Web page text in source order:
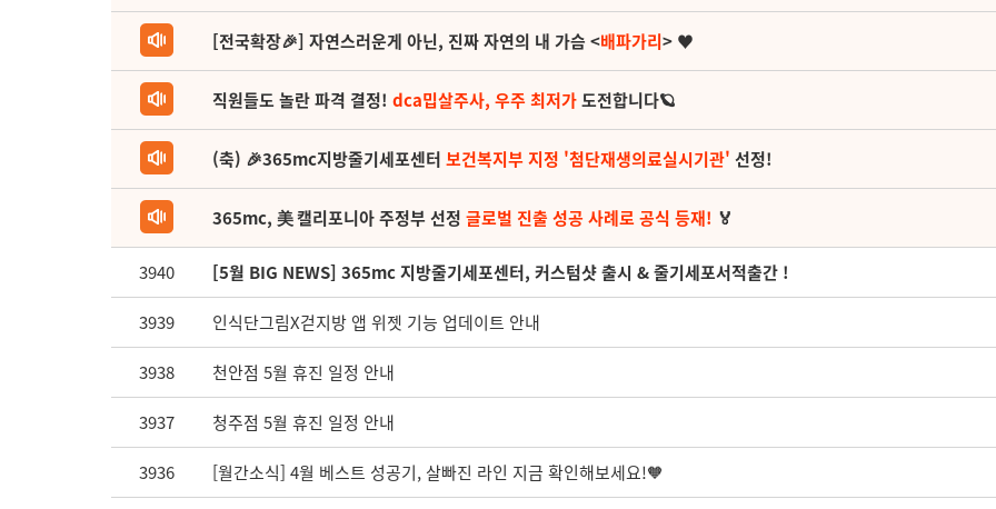
[전국확장🎉] 자연스러운게 아닌, 진짜 자연의 내 가슴 <배파가리> ♥
직원들도 놀란 파격 결정! dca밉살주사, 우주 최저가도전합니다🪐
(축) 🎉365mc지방줄기세포센터 보건복지부 지정 '첨단재생의료실시기관' 선정!
365mc, 美 캘리포니아 주정부 선정 글로벌 진출 성공 사례로 공식 등재! 🏅
3940 [5월 BIG NEWS] 365mc 지방줄기세포센터, 커스텀샷 출시 & 줄기세포서적출간 !
3939 인식단그림X걷지방 앱 위젯 기능 업데이트 안내
3938 천안점 5월 휴진 일정 안내
3937 청주점 5월 휴진 일정 안내
3936 [월간소식] 4월 베스트 성공기, 살빠진 라인 지금 확인해보세요!🧡